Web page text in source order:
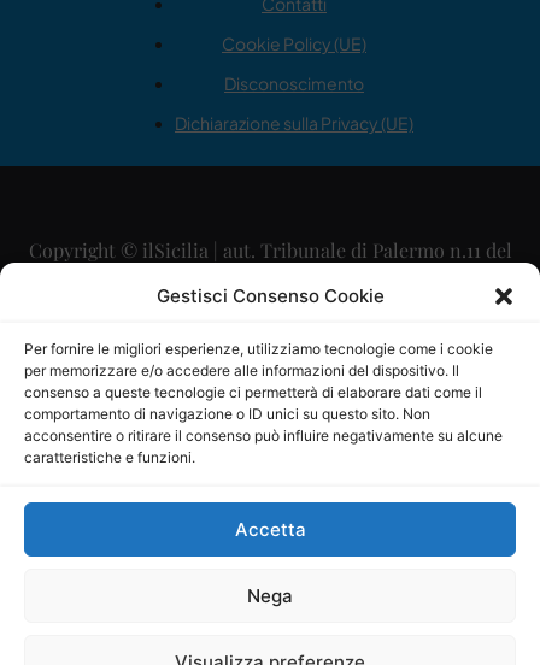
Gestisci Consenso Cookie
Per fornire le migliori esperienze, utilizziamo tecnologie come i cookie
per memorizzare e/o accedere alle informazioni del dispositivo. Il
consenso a queste tecnologie ci permetterà di elaborare dati come il
comportamento di navigazione o ID unici su questo sito. Non
acconsentire o ritirare il consenso può influire negativamente su alcune
caratteristiche e funzioni.
Accetta
Nega
Cookie Policy (UE)
Disconoscimento
Dichiarazione sulla Privacy (UE)
Copyright © ilSicilia | aut. Tribunale di Palermo n.11 del
29/09/2015
Direttore Editoriale: Maurizio Scaglione
Direttore Responsabile: Maria Calabrese
P.IVA: 06334930820
Mercurio Comunicazione Società Cooperativa a r.l. è
iscritta al Registro degli Operatori di Comunicazione al